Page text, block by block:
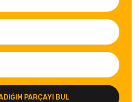
PARÇAYI BUL